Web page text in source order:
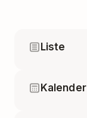
Liste
Kalender